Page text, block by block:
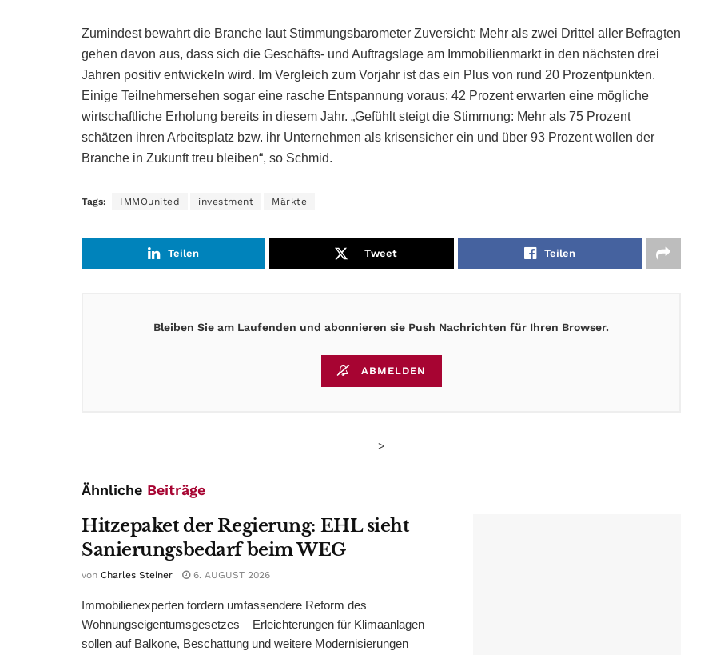
Zumindest bewahrt die Branche laut Stimmungsbarometer Zuversicht: Mehr als zwei Drittel aller Befragten
gehen davon aus, dass sich die Geschäfts- und Auftragslage am Immobilienmarkt in den nächsten drei
Jahren positiv entwickeln wird. Im Vergleich zum Vorjahr ist das ein Plus von rund 20 Prozentpunkten.
Einige Teilnehmersehen sogar eine rasche Entspannung voraus: 42 Prozent erwarten eine mögliche
wirtschaftliche Erholung bereits in diesem Jahr. „Gefühlt steigt die Stimmung: Mehr als 75 Prozent
schätzen ihren Arbeitsplatz bzw. ihr Unternehmen als krisensicher ein und über 93 Prozent wollen der
Branche in Zukunft treu bleiben“, so Schmid.
Tags: IMMOunited investment Märkte
Teilen Tweet Teilen
Bleiben Sie am Laufenden und abonnieren sie Push Nachrichten für Ihren Browser.
ABMELDEN
>
Ähnliche Beiträge
Hitzepaket der Regierung: EHL sieht
Sanierungsbedarf beim WEG
von Charles Steiner 6. AUGUST 2026
Immobilienexperten fordern umfassendere Reform des
Wohnungseigentumsgesetzes – Erleichterungen für Klimaanlagen
sollen auf Balkone, Beschattung und weitere Modernisierungen